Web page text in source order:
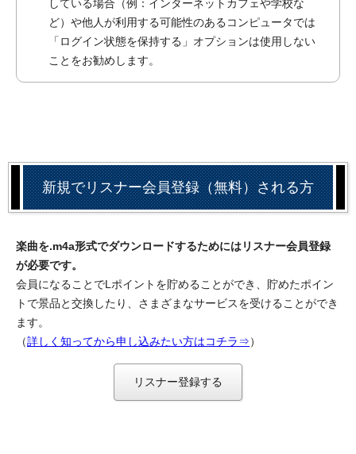
している場合（例：インターネットカフェや学校な
ど）や他人が利用する可能性のあるコンピュータでは
「ログイン状態を保持する」オプションは使用しない
ことをお勧めします。
新規でリスナー会員登録（無料）される方
楽曲を.m4a形式でダウンロードするためにはリスナー会員登録
が必要です。
会員になることでLポイントを貯めることができ、貯めたポイン
トで景品と交換したり、さまざまなサービスを受けることができ
ます。
（詳しく知ってから申し込みたい方はコチラ⇒）
リスナー登録する